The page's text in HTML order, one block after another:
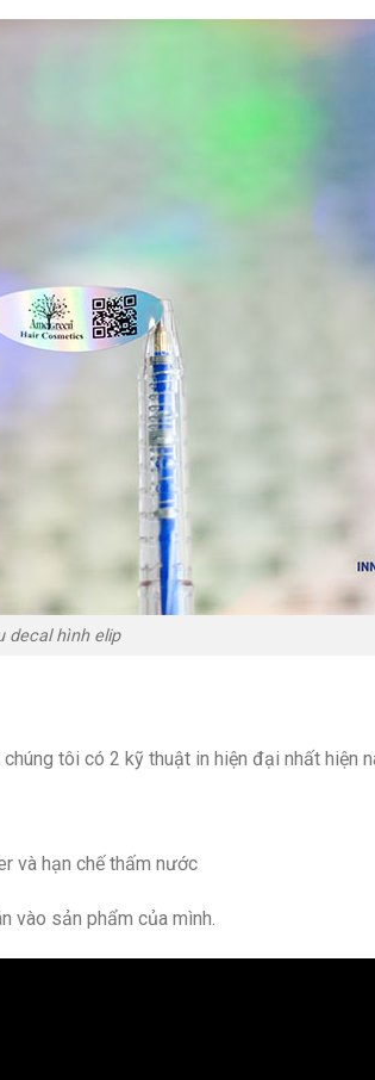
decal hình elip
tôi có 2 kỹ thuật in hiện đại nhất
và hạn chế thấm nước
vào sản phẩm của mình.